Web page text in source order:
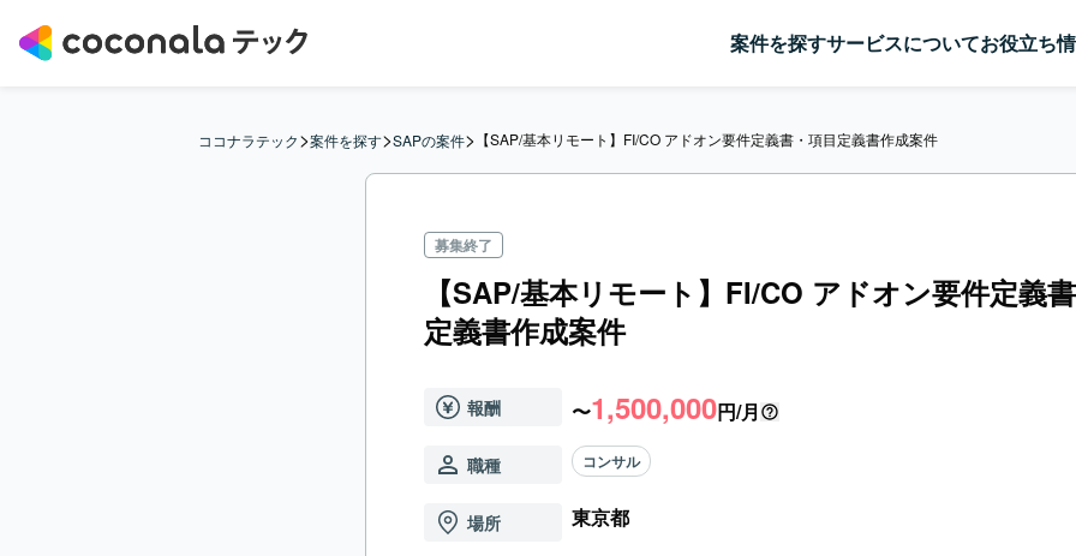
案件を探すサービスについてお役立ち
ココナラテック>案件を探す>SAPの案件> 【SAP/基本リモート】FI/CO アドオン要件定義書・項目定義書作成案件
募集終了
【SAP/基本リモート】FI/CO アドオン要件定義
定義書作成案件
報酬 〜1,500,000円/月
職種 コンサル
場所 東京都